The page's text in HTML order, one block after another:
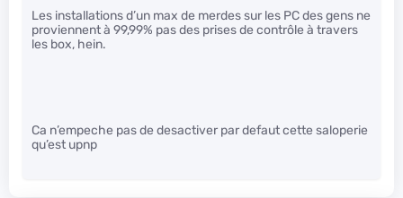
Les installations d’un max de merdes sur les PC des gens ne
proviennent à 99,99% pas des prises de contrôle à travers
les box, hein.
Ca n’empeche pas de desactiver par defaut cette saloperie
qu’est upnp